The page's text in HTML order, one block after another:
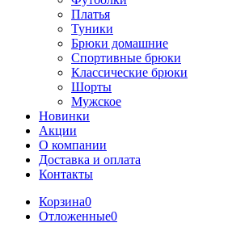
Платья
Туники
Брюки домашние
Спортивные брюки
Классические брюки
Шорты
Мужское
Новинки
Акции
О компании
Доставка и оплата
Контакты
Корзина0
Отложенные0